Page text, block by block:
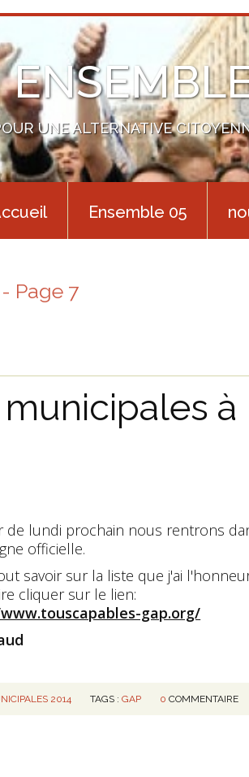
UNE ALTERNATIVE
Ensemble 05
Page 7
à
de lundi prochain nous rentrons
officielle.
savoir sur la liste que j'ai
cliquer sur le lien:
gap.org/
2014 TAGS :GAP 0 COMMENTAIRE